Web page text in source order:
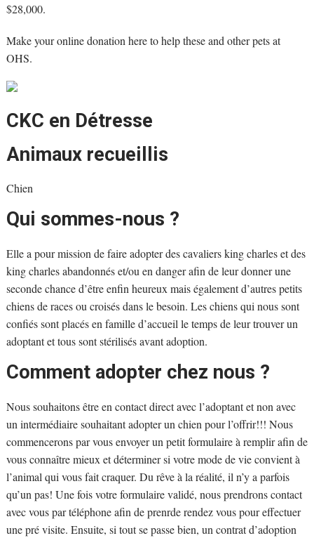
$28,000.
Make your online donation here to help these and other pets at
OHS.
CKC en Détresse
Animaux recueillis
Chien
Qui sommes-nous ?
Elle a pour mission de faire adopter des cavaliers king charles et des
king charles abandonnés et/ou en danger afin de leur donner une
seconde chance d’être enfin heureux mais également d’autres petits
chiens de races ou croisés dans le besoin. Les chiens qui nous sont
confiés sont placés en famille d’accueil le temps de leur trouver un
adoptant et tous sont stérilisés avant adoption.
Comment adopter chez nous ?
Nous souhaitons être en contact direct avec l’adoptant et non avec
un intermédiaire souhaitant adopter un chien pour l’offrir!!! Nous
commencerons par vous envoyer un petit formulaire à remplir afin de
vous connaître mieux et déterminer si votre mode de vie convient à
l’animal qui vous fait craquer. Du rêve à la réalité, il n’y a parfois
qu’un pas! Une fois votre formulaire validé, nous prendrons contact
avec vous par téléphone afin de prenrde rendez vous pour effectuer
une pré visite. Ensuite, si tout se passe bien, un contrat d’adoption